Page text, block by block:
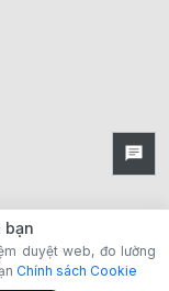
bạn
duyệt web, đo lường
Chính sách Cookie